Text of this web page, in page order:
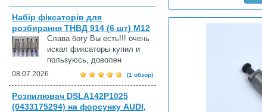
Набір фіксаторів для
розбирання ТНВД 914 (6 шт) М12
Слава богу Вы есть!!! очень
искал фиксаторы купил и
пользуюсь, доволен
08.07.2026 (1 обзор)
Розпилювач DSLA142P1025
(0433175294) на форсунку AUDI,